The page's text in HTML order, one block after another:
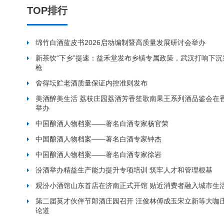
TOP排行
绵竹白酒蓝皮书2026启动编制暨高质量发展研讨会举办
新茶饮“下乡”提速：益禾堂发布乡镇专属政策，武汉打响下
枪
舍得坛贮老酒质量保证内控准则发布
美酒醉美生活 荔枝庄园荔酒芳香笙歌南果王系列酒品鉴会在
举办
中国酿酒人物档案——著名白酒专家杨官荣
中国酿酒人物档案——著名白酒专家钟杰
中国酿酒人物档案——著名白酒专家徐岩
汾酒举办精益生产能力提升专项培训 筑牢人才和管理根基
观汾小酒馆山东首店在济南正式开馆 贴近消费者融入城市生
第二届英才伙伴节郎酒庄园召开 汪俊林傅成玉宋立新等大咖
论道